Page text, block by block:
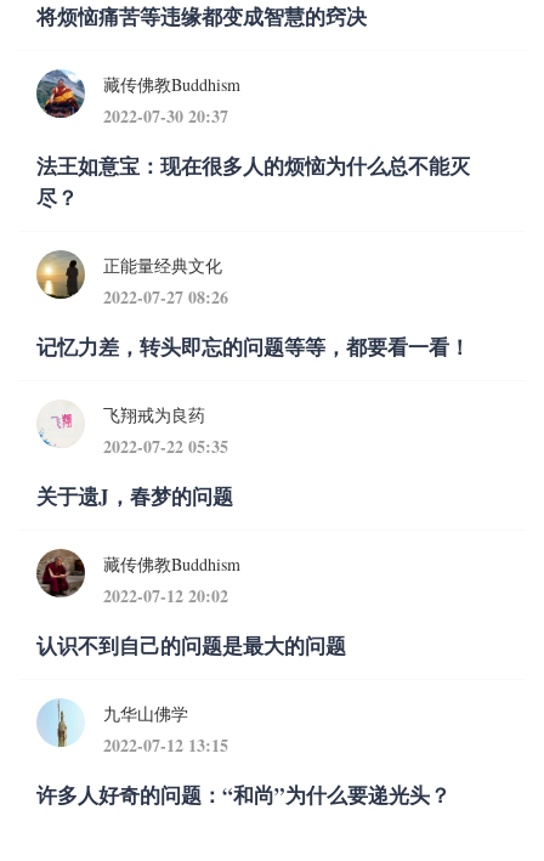
将烦恼痛苦等违缘都变成智慧的窍决
藏传佛教Buddhism
2022-07-30 20:37
法王如意宝：现在很多人的烦恼为什么总不能灭
尽？
正能量经典文化
2022-07-27 08:26
记忆力差，转头即忘的问题等等，都要看一看！
飞翔戒为良药
2022-07-22 05:35
关于遗J，春梦的问题
藏传佛教Buddhism
2022-07-12 20:02
认识不到自己的问题是最大的问题
九华山佛学
2022-07-12 13:15
许多人好奇的问题：“和尚”为什么要递光头？